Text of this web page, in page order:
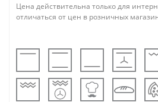
Цена действительна только для
отличаться от цен в розничных